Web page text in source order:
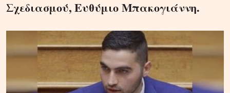
Σχεδιασμού, Ευθύμιο Μπακογιάννη.